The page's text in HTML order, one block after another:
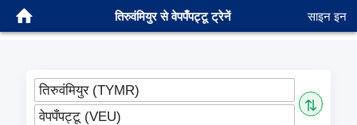
तिरुवंमियुर से वेपपँपट्टू ट्रेनें साइन इन
तिरुवंमियुर (TYMR)
⇅
वेपपँपट्टू (VEU)